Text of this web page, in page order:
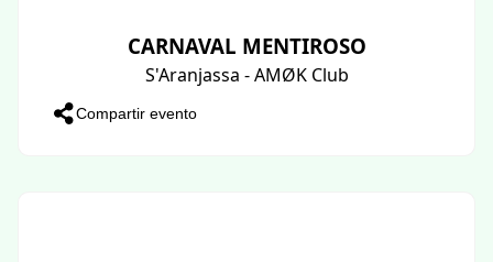
CARNAVAL MENTIROSO
S'Aranjassa - AMØK Club
Compartir evento